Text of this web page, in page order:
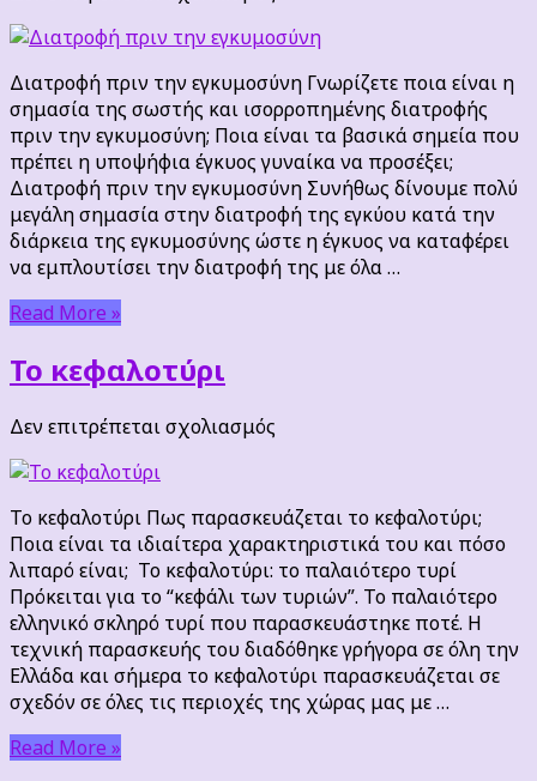
πριν
την
εγκυμοσύνη
Διατροφή πριν την εγκυμοσύνη Γνωρίζετε ποια είναι η
σημασία της σωστής και ισορροπημένης διατροφής
πριν την εγκυμοσύνη; Ποια είναι τα βασικά σημεία που
πρέπει η υποψήφια έγκυος γυναίκα να προσέξει;
Διατροφή πριν την εγκυμοσύνη Συνήθως δίνουμε πολύ
μεγάλη σημασία στην διατροφή της εγκύου κατά την
διάρκεια της εγκυμοσύνης ώστε η έγκυος να καταφέρει
να εμπλουτίσει την διατροφή της με όλα …
Read More »
Το κεφαλοτύρι
Δεν επιτρέπεται σχολιασμός
Το κεφαλοτύρι Πως παρασκευάζεται το κεφαλοτύρι;
Ποια είναι τα ιδιαίτερα χαρακτηριστικά του και πόσο
λιπαρό είναι; Το κεφαλοτύρι: το παλαιότερο τυρί
Πρόκειται για το “κεφάλι των τυριών”. Το παλαιότερο
ελληνικό σκληρό τυρί που παρασκευάστηκε ποτέ. Η
τεχνική παρασκευής του διαδόθηκε γρήγορα σε όλη την
Ελλάδα και σήμερα το κεφαλοτύρι παρασκευάζεται σε
σχεδόν σε όλες τις περιοχές της χώρας μας με …
Read More »